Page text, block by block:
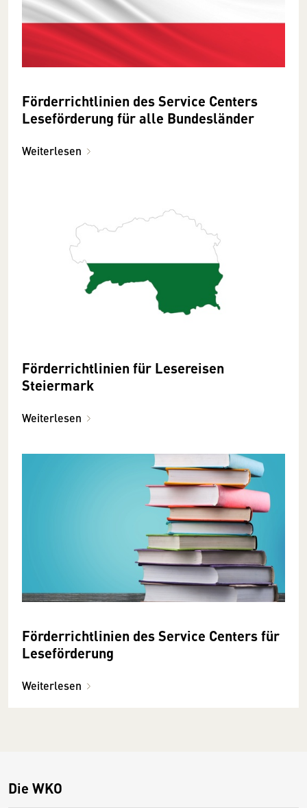
Förderrichtlinien des Service Centers
Leseförderung für alle Bundesländer
Weiterlesen
Förderrichtlinien für Lesereisen
Steiermark
Weiterlesen
Förderrichtlinien des Service Centers für
Leseförderung
Weiterlesen
Die WKO